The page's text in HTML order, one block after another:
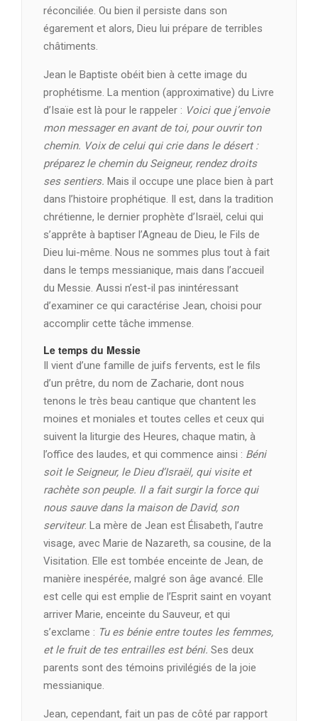
réconciliée. Ou bien il persiste dans son
égarement et alors, Dieu lui prépare de terribles
châtiments.
Jean le Baptiste obéit bien à cette image du
prophétisme. La mention (approximative) du Livre
d’Isaïe est là pour le rappeler : Voici que j’envoie
mon messager en avant de toi, pour ouvrir ton
chemin. Voix de celui qui crie dans le désert :
préparez le chemin du Seigneur, rendez droits
ses sentiers. Mais il occupe une place bien à part
dans l’histoire prophétique. Il est, dans la tradition
chrétienne, le dernier prophète d’Israël, celui qui
s’apprête à baptiser l’Agneau de Dieu, le Fils de
Dieu lui-même. Nous ne sommes plus tout à fait
dans le temps messianique, mais dans l’accueil
du Messie. Aussi n’est-il pas inintéressant
d’examiner ce qui caractérise Jean, choisi pour
accomplir cette tâche immense.
Le temps du Messie
Il vient d’une famille de juifs fervents, est le fils
d’un prêtre, du nom de Zacharie, dont nous
tenons le très beau cantique que chantent les
moines et moniales et toutes celles et ceux qui
suivent la liturgie des Heures, chaque matin, à
l’office des laudes, et qui commence ainsi : Béni
soit le Seigneur, le Dieu d’Israël, qui visite et
rachète son peuple. Il a fait surgir la force qui
nous sauve dans la maison de David, son
serviteur. La mère de Jean est Élisabeth, l’autre
visage, avec Marie de Nazareth, sa cousine, de la
Visitation. Elle est tombée enceinte de Jean, de
manière inespérée, malgré son âge avancé. Elle
est celle qui est emplie de l’Esprit saint en voyant
arriver Marie, enceinte du Sauveur, et qui
s’exclame : Tu es bénie entre toutes les femmes,
et le fruit de tes entrailles est béni. Ses deux
parents sont des témoins privilégiés de la joie
messianique.
Jean, cependant, fait un pas de côté par rapport